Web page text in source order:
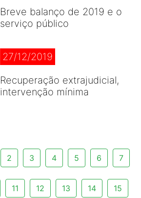
Breve balanço de 2019 e o
serviço público
27/12/2019
Recuperação extrajudicial,
intervenção mínima
2 3 4 5 6 7
11 12 13 14 15